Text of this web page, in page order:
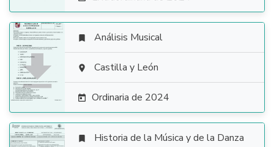

 Análisis Musical
 Castilla y León
 Ordinaria de 2024
 Historia de la Música y de la Danza